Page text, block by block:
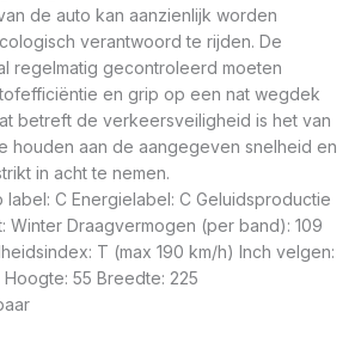
de auto kan aanzienlijk worden
verantwoord te rijden. De
regelmatig gecontroleerd moeten
en grip op een nat wegdek
betreft de verkeersveiligheid is het van
houden aan de aangegeven snelheid en
in acht te nemen.
label: C Energielabel: C Geluidsproductie
Winter Draagvermogen (per band): 109
T (max 190 km/h) Inch velgen:
Hoogte: 55 Breedte: 225